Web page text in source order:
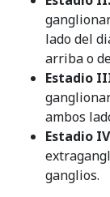
lado del
arriba o
Estadio
ambos
Estadio
ganglios.